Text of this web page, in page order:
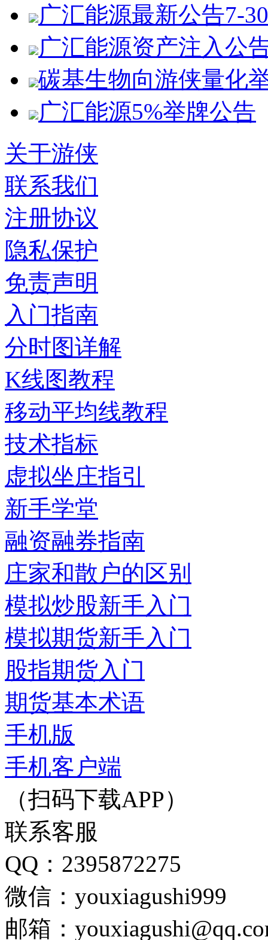
广汇能源最新公告7-30
广汇能源资产注入公
碳基生物向游侠量化
广汇能源5%举牌公告
关于游侠
联系我们
注册协议
隐私保护
免责声明
入门指南
分时图详解
K线图教程
移动平均线教程
技术指标
虚拟坐庄指引
新手学堂
融资融券指南
庄家和散户的区别
模拟炒股新手入门
模拟期货新手入门
股指期货入门
期货基本术语
手机版
手机客户端
（扫码下载APP）
联系客服
QQ：2395872275
微信：youxiagushi999
邮箱：